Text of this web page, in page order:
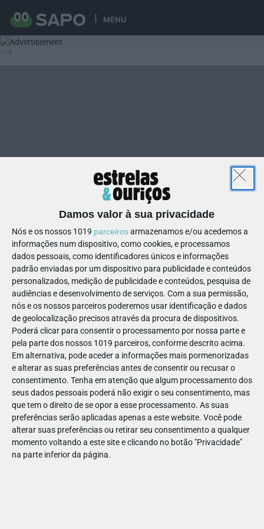
MENU
Damos valor à sua privacidade
Nós e os nossos 1019 parceirosarmazenamos e/ou acedemos a
informações num dispositivo, como cookies, e processamos
dados pessoais, como identificadores únicos e informações
padrão enviadas por um dispositivo para publicidade e conteúdos
personalizados, medição de publicidade e conteúdos, pesquisa de
audiências e desenvolvimento de serviços. Com a sua permissão,
nós e os nossos parceiros poderemos usar identificação e dados
de geolocalização precisos através da procura de dispositivos.
Poderá clicar para consentir o processamento por nossa parte e
pela parte dos nossos 1019 parceiros, conforme descrito acima.
Em alternativa, pode aceder a informações mais pormenorizadas
e alterar as suas preferências antes de consentir ou recusar o
consentimento. Tenha em atenção que algum processamento dos
seus dados pessoais poderá não exigir o seu consentimento, mas
que tem o direito de se opor a esse processamento. As suas
preferências serão aplicadas apenas a este website. Você pode
alterar suas preferências ou retirar seu consentimento a qualquer
momento voltando a este site e clicando no botão "Privacidade"
na parte inferior da página.
17
48805